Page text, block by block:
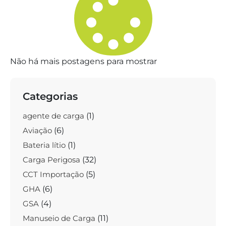
Não há mais postagens para mostrar
Categorias
agente de carga (1)
Aviação (6)
Bateria lítio (1)
Carga Perigosa (32)
CCT Importação (5)
GHA (6)
GSA (4)
Manuseio de Carga (11)